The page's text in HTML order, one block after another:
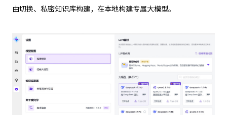
由切换、私密知识库构建，在本地构建专属大模型。